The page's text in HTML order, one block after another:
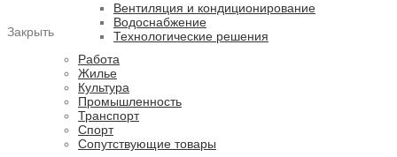
Вентиляция и кондиционирование
Водоснабжение
Технологические решения
Работа
Жилье
Культура
Промышленность
Транспорт
Спорт
Сопутствующие товары
Закрыть